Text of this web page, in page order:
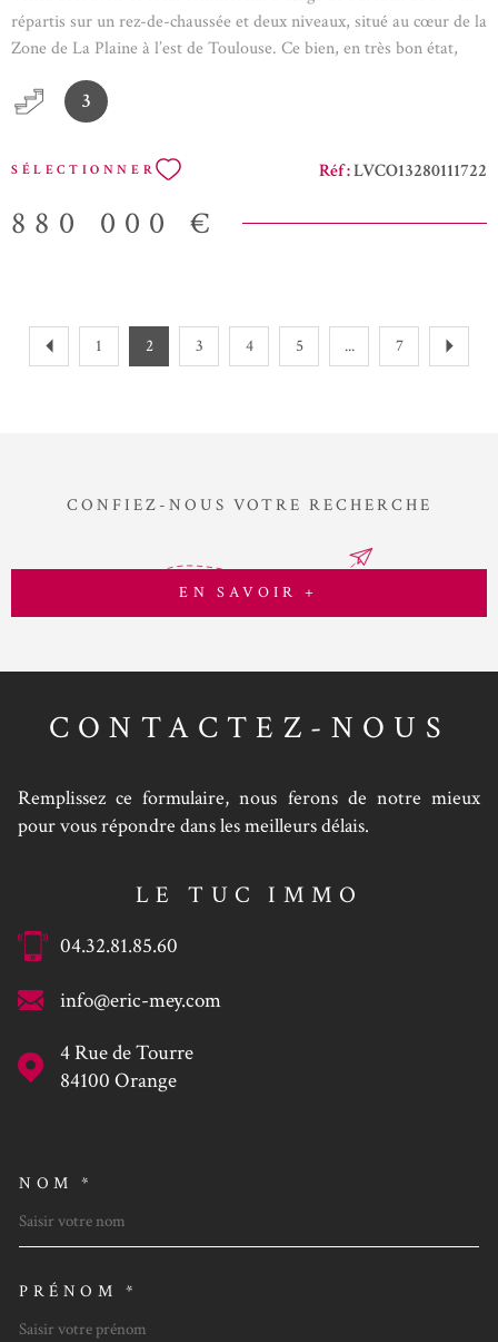
répartis sur un rez-de-chaussée et deux niveaux, situé au cœur de la
Zone de La Plaine à l’est de Toulouse. Ce bien, en très bon état,
offre des espaces modernes et fonctionnels, câblés et équipés en
climatisation réversible. Il dispose également de deux terrasses,
dont une offrant une vue exceptionnelle sur la Cité de l’Espace,
ainsi que de plusieurs places de stationnement privatives.
Idéalement implanté dans un secteur dynamique et en pleine
expansion, ce local bénéficie d’un emplacement stratégique, à
proximité des grands axes et des transports, offrant visibilité et
sortie n° 17 "Lasbordes" et n°18 "Montaudran" Gare Matabiau : 11
min Aéroport : 17 min Ce local sera libre au printemps 2026. A
3
SÉLECTIONNER Réf :LVCO13280111722
880 000 €
1 2 3 4 5 ... 7
CONFIEZ-NOUS VOTRE RECHERCHE
EN SAVOIR +
CONTACTEZ-NOUS
Remplissez ce formulaire, nous ferons de notre mieux
pour vous répondre dans les meilleurs délais.
LE TUC IMMO
04.32.81.85.60
info@eric-mey.com
4 Rue de Tourre
84100
Orange
NOM *
PRÉNOM *